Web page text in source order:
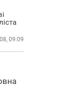
09:09